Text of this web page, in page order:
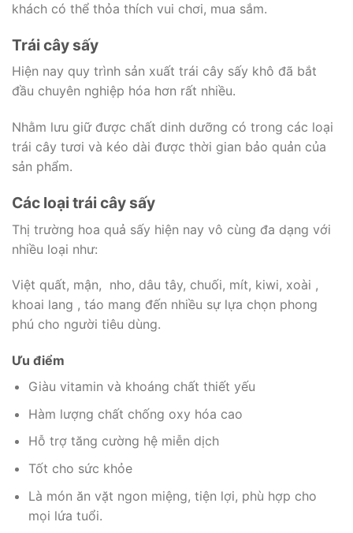
khách có thể thỏa thích vui chơi, mua sắm.
Trái cây sấy
Hiện nay quy trình sản xuất trái cây sấy khô đã bắt
đầu chuyên nghiệp hóa hơn rất nhiều.
Nhằm lưu giữ được chất dinh dưỡng có trong các loại
trái cây tươi và kéo dài được thời gian bảo quản của
sản phẩm.
Các loại trái cây sấy
Thị trường hoa quả sấy hiện nay vô cùng đa dạng với
nhiều loại như:
Việt quất, mận, nho, dâu tây, chuối, mít, kiwi, xoài ,
khoai lang , táo mang đến nhiều sự lựa chọn phong
phú cho người tiêu dùng.
Ưu điểm
Giàu vitamin và khoáng chất thiết yếu
Hàm lượng chất chống oxy hóa cao
Hỗ trợ tăng cường hệ miễn dịch
Tốt cho sức khỏe
Là món ăn vặt ngon miệng, tiện lợi, phù hợp cho
mọi lứa tuổi.